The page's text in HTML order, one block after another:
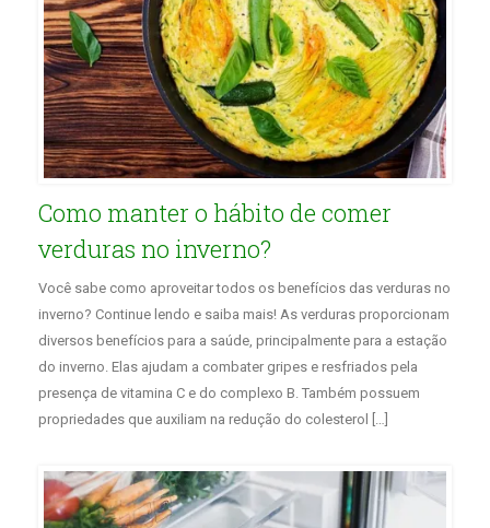
Como manter o hábito de comer
verduras no inverno?
Você sabe como aproveitar todos os benefícios das verduras no
inverno? Continue lendo e saiba mais! As verduras proporcionam
diversos benefícios para a saúde, principalmente para a estação
do inverno. Elas ajudam a combater gripes e resfriados pela
presença de vitamina C e do complexo B. Também possuem
propriedades que auxiliam na redução do colesterol […]